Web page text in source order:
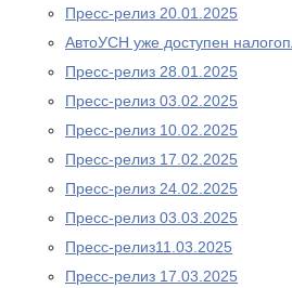
Пресс-релиз 20.01.2025
АвтоУСН уже доступен
Пресс-релиз 28.01.2025
Пресс-релиз 03.02.2025
Пресс-релиз 10.02.2025
Пресс-релиз 17.02.2025
Пресс-релиз 24.02.2025
Пресс-релиз 03.03.2025
Пресс-релиз11.03.2025
Пресс-релиз 17.03.2025